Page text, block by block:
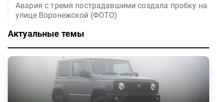
Авария с тремя пострадавшими создала пробку на
улице Воронежской (ФОТО)
Актуальные темы